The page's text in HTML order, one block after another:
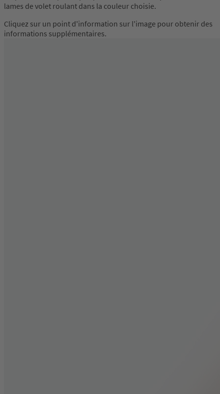
lames de volet roulant dans la couleur choisie.
Cliquez sur un point d'information sur l'image pour obtenir des
informations supplémentaires.